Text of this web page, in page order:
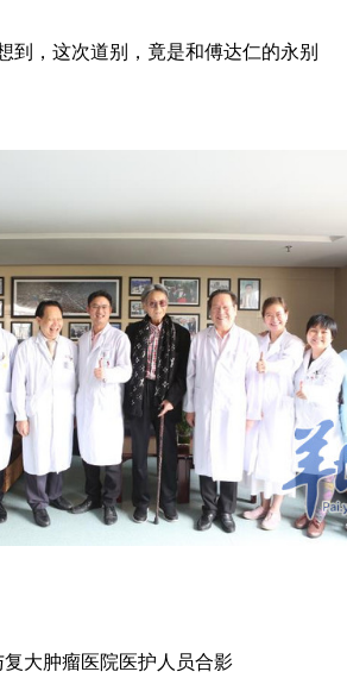
，这次道别，竟是和傅达仁的永别
复大肿瘤医院医护人员合影